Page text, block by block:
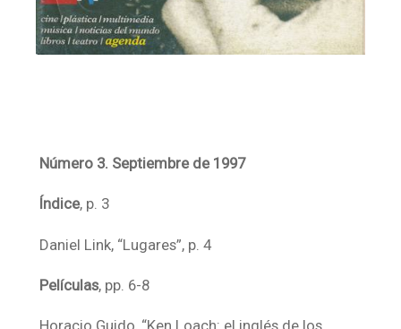
Número 3. Septiembre de 1997
Índice, p. 3
Daniel Link, “Lugares”, p. 4
Películas, pp. 6-8
Horacio Guido, “Ken Loach: el inglés de los